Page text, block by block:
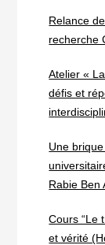
Relance
recherche
Atelier «
défis et
Une
Rabie Ben
Cours “Le
et vérité